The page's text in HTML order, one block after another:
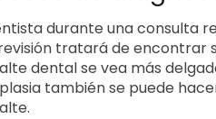
durante una consulta
tratará de encontrar
dental se vea más
también se puede